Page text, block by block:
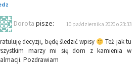
Dorota pisze: 10 października 2020 o 23:33
decyzji, będę śledzić wpisy
Też jak tu
marzy mi się dom z kamienia w
Pozdrawiam